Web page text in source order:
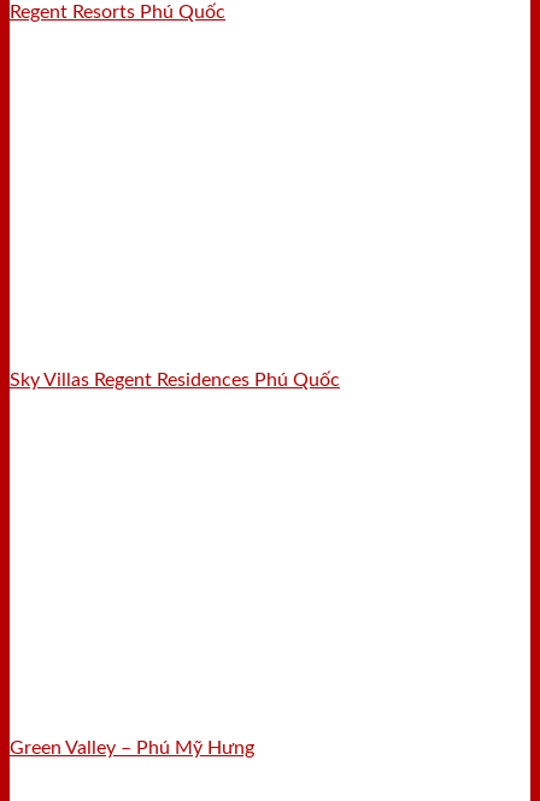
Regent Resorts Phú Quốc
Sky Villas Regent Residences Phú Quốc
Green Valley – Phú Mỹ Hưng